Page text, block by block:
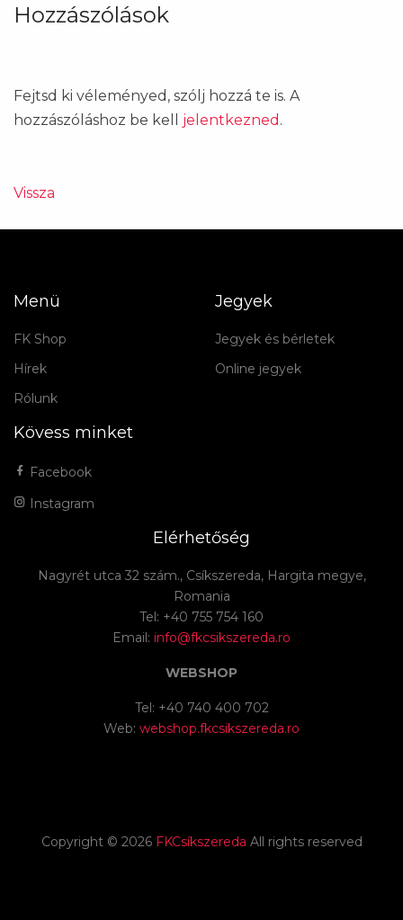
Hozzászólások
Fejtsd ki véleményed, szólj hozzá te is. A
hozzászóláshoz be kell jelentkezned .
Vissza
Menü
FK Shop
Hírek
Rólunk
Jegyek
Jegyek és bérletek
Online jegyek
Kövess minket
Facebook
Instagram
Elérhetőség
Nagyrét utca 32 szám., Csíkszereda, Hargita megye,
Romania
Tel: +40 755 754 160
Email: info@fkcsikszereda.ro
WEBSHOP
Tel: +40 740 400 702
Web: webshop.fkcsikszereda.ro
Copyright © 2026 FKCsíkszereda All rights reserved